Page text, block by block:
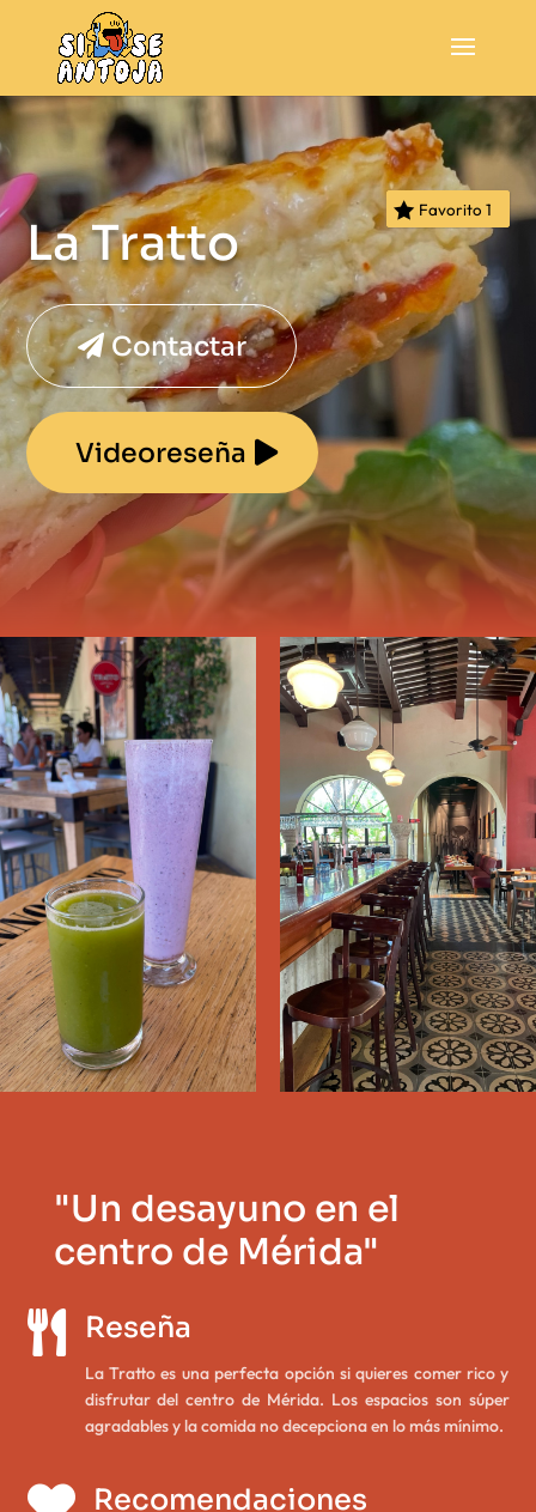
La Tratto
Favorito1
Contactar
Videoreseña
"Un desayuno en el
centro de Mérida"
 Reseña
La Tratto es una perfecta opción si quieres comer rico y
disfrutar del centro de Mérida. Los espacios son súper
agradables y la comida no decepciona en lo más mínimo.
Recomendaciones